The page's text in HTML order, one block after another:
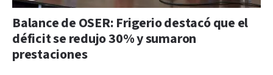
Balance de OSER: Frigerio destacó que el
déficit se redujo 30% y sumaron
prestaciones